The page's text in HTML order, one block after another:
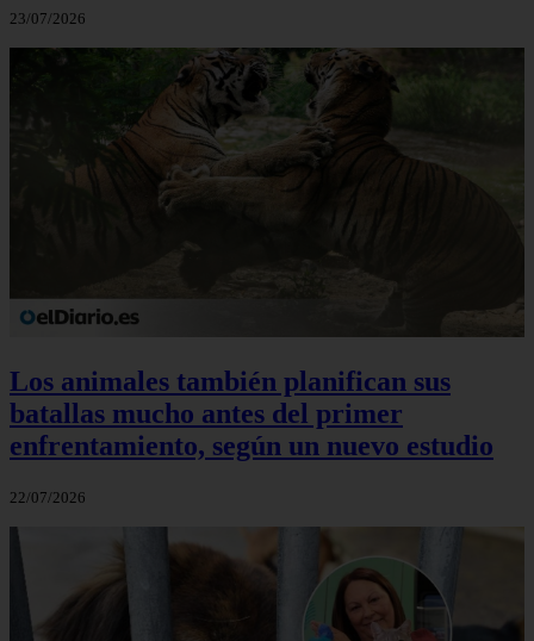
23/07/2026
Los animales también planifican sus
batallas mucho antes del primer
enfrentamiento, según un nuevo estudio
22/07/2026